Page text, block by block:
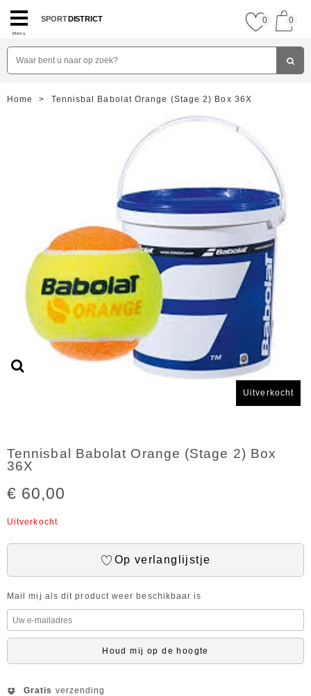
Menu
SPORTDISTRICT 0 0
Home > Tennisbal Babolat Orange (Stage 2) Box 36X
Uitverkocht
Tennisbal Babolat Orange (Stage 2) Box
36X
€ 60,00
Uitverkocht
Op verlanglijstje
Mail mij als dit product weer beschikbaar is
Houd mij op de hoogte
Gratis verzending